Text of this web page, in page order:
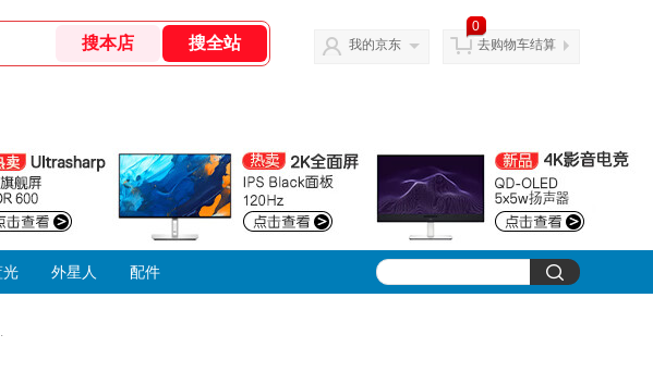
我的京东
0
去购物车结算
光 外星人 配件